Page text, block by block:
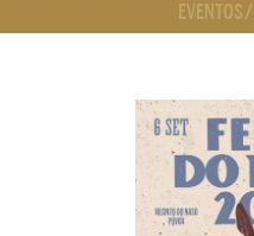
EVENTOS/